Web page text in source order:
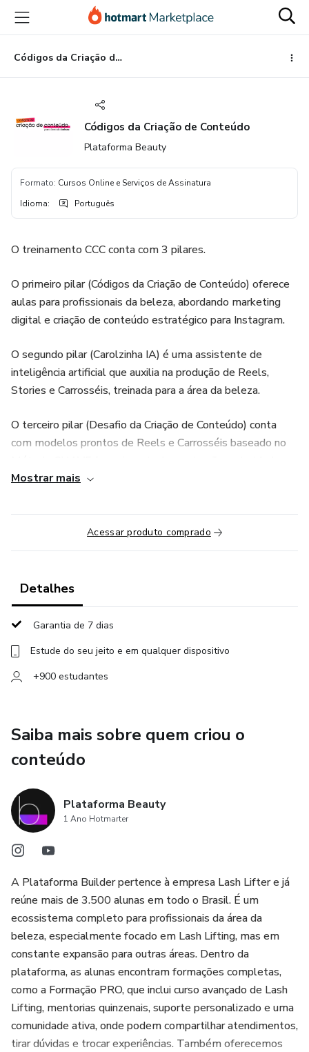
para
conteúdo
principal
para
pagamento
para
rodapé
Códigos da Criação de Conteúdo
Códigos da Criação de Conteúdo
Plataforma Beauty
Formato: Cursos Online e Serviços de Assinatura
Idioma: Português
O treinamento CCC conta com 3 pilares.
O primeiro pilar (Códigos da Criação de Conteúdo) oferece
aulas para profissionais da beleza, abordando marketing
digital e criação de conteúdo estratégico para Instagram.
O segundo pilar (Carolzinha IA) é uma assistente de
inteligência artificial que auxilia na produção de Reels,
Stories e Carrosséis, treinada para a área da beleza.
O terceiro pilar (Desafio da Criação de Conteúdo) conta
com modelos prontos de Reels e Carrosséis baseado no
vendas e engajamento) onde você pode simplesmente
Mostrar mais
Acessar produto comprado
Detalhes
Garantia de 7 dias
Estude do seu jeito e em qualquer dispositivo
+900 estudantes
Saiba mais sobre quem criou o
conteúdo
Plataforma Beauty
1 Ano Hotmarter
A Plataforma Builder pertence à empresa Lash Lifter e já
reúne mais de 3.500 alunas em todo o Brasil. É um
ecossistema completo para profissionais da área da
beleza, especialmente focado em Lash Lifting, mas em
constante expansão para outras áreas. Dentro da
plataforma, as alunas encontram formações completas,
como a Formação PRO, que inclui curso avançado de Lash
Lifting, mentorias quinzenais, suporte personalizado e uma
comunidade ativa, onde podem compartilhar atendimentos,
tirar dúvidas e trocar experiências. Também oferecemos